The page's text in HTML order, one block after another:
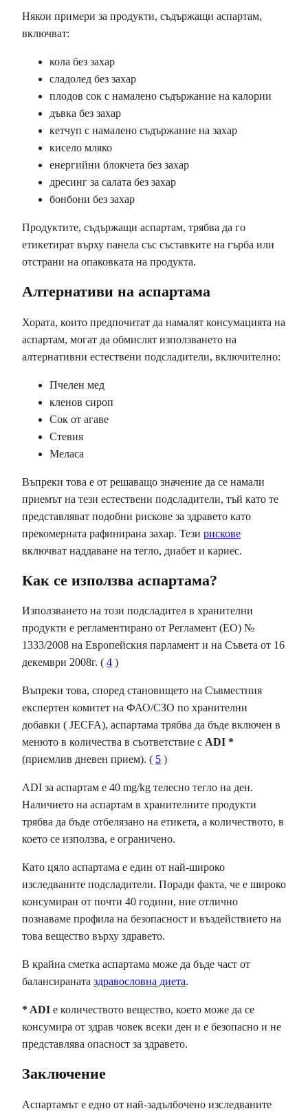
Някои примери за продукти, съдържащи аспартам,
включват:
кола без захар
сладолед без захар
плодов сок с намалено съдържание на калории
дъвка без захар
кетчуп с намалено съдържание на захар
кисело мляко
енергийни блокчета без захар
дресинг за салата без захар
бонбони без захар
Продуктите, съдържащи аспартам, трябва да го
етикетират върху панела със съставките на гърба или
отстрани на опаковката на продукта.
Алтернативи на аспартама
Хората, които предпочитат да намалят консумацията на
аспартам, могат да обмислят използването на
алтернативни естествени подсладители, включително:
Пчелен мед
кленов сироп
Сок от агаве
Стевия
Меласа
Въпреки това е от решаващо значение да се намали
приемът на тези естествени подсладители, тъй като те
представляват подобни рискове за здравето като
прекомерната рафинирана захар. Тези рискове
включват наддаване на тегло, диабет и кариес.
Как се използва аспартама?
Използването на този подсладител в хранителни
продукти е регламентирано от Регламент (ЕО) №
1333/2008 на Европейския парламент и на Съвета от 16
декември 2008г. ( 4 )
Въпреки това, според становището на Съвместния
експертен комитет на ФАО/СЗО по хранителни
добавки ( JECFA), аспартама трябва да бъде включен в
менюто в количества в съответствие с ADI *
(приемлив дневен прием). ( 5 )
ADI за аспартам е 40 mg/kg телесно тегло на ден.
Наличието на аспартам в хранителните продукти
трябва да бъде отбелязано на етикета, а количеството, в
което се използва, е ограничено.
Като цяло аспартама е един от най-широко
изследваните подсладители. Поради факта, че е широко
консумиран от почти 40 години, ние отлично
познаваме профила на безопасност и въздействието на
това вещество върху здравето.
В крайна сметка аспартама може да бъде част от
балансираната здравословна диета.
* ADI е количеството вещество, което може да се
консумира от здрав човек всеки ден и е безопасно и не
представлява опасност за здравето.
Заключение
Аспартамът е едно от най-задълбочено изследваните